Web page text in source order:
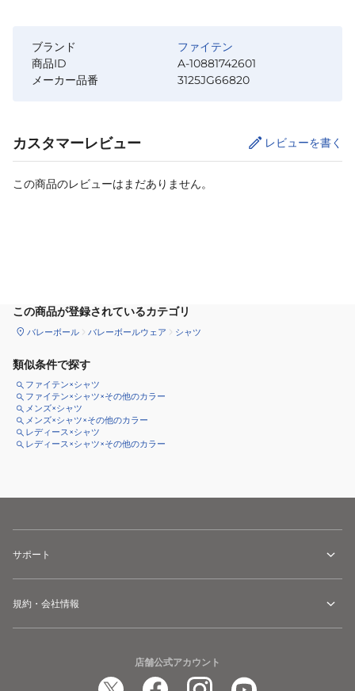
ブランド
ファイテン
商品ID
A-10881742601
メーカー品番
3125JG66820
カスタマーレビュー レビューを書く
この商品のレビューはまだありません。
この商品が登録されているカテゴリ
バレーボール バレーボールウェア シャツ
類似条件で探す
ファイテン×シャツ
ファイテン×シャツ×その他のカラー
メンズ×シャツ
メンズ×シャツ×その他のカラー
レディース×シャツ
レディース×シャツ×その他のカラー
サポート
規約・会社情報
店舗公式アカウント